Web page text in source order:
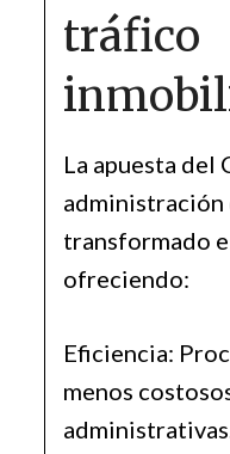
tráfico
La apuesta del
administración
transformado
ofreciendo:
Eficiencia:
menos